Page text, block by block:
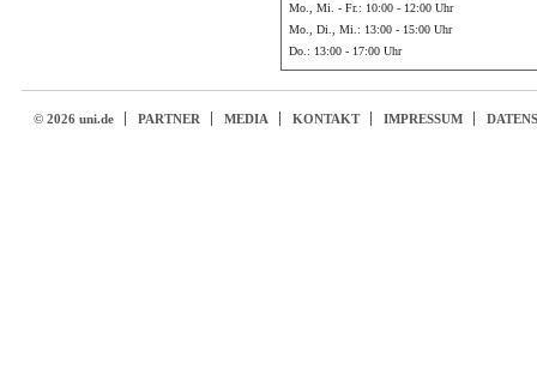
Mo., Mi. - Fr.: 10:00 - 12:00 Uhr
Mo., Di., Mi.: 13:00 - 15:00 Uhr
Do.: 13:00 - 17:00 Uhr
© 2026 uni.de PARTNER MEDIA KONTAKT IMPRESSUM